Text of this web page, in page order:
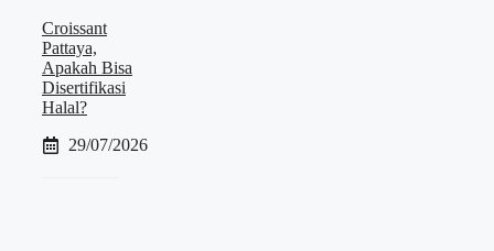
Croissant
Pattaya,
Apakah Bisa
Disertifikasi
Halal?
29/07/2026